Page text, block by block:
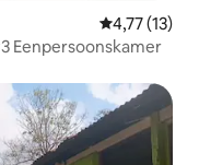
Gemiddelde
4,77 (13)
Eenpersoonskamer